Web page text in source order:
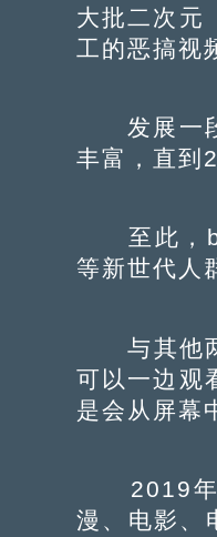
大批二次元
工的恶搞视
发展一段
丰富，直到
至此，
等新世代人
与其他两
可以一边观
是会从屏幕
2019年
漫、电影、